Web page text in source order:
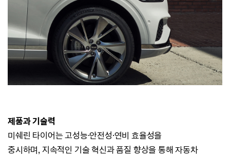
제품과 기술력
미쉐린 타이어는 고성능·안전성·연비 효율성을
중시하며, 지속적인 기술 혁신과 품질 향상을 통해 자동차